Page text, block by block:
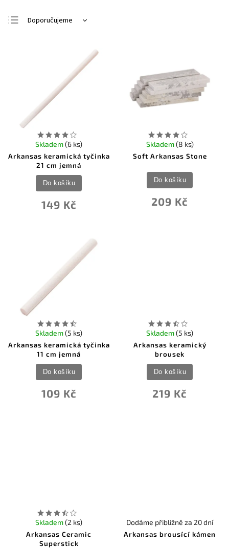
Doporučujeme
Nejprodávanější
Abecedně
Arkansas keramická tyčinka
21 cm jemná
Skladem(6 ks)
149 Kč
Do košíku
Soft Arkansas Stone
Skladem(8 ks)
209 Kč
Do košíku
Arkansas keramická tyčinka
11 cm jemná
Skladem(5 ks)
109 Kč
Do košíku
Arkansas keramický
brousek
Skladem(5 ks)
219 Kč
Do košíku
Arkansas Ceramic
Superstick
Skladem(2 ks)
Arkansas brousící kámen
Dodáme přibližně za 20 dní